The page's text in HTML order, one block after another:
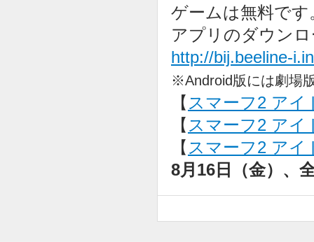
ゲームは無料で
アプリのダウン
http://bij.beeline-
※Android版には劇場
【 スマーフ2 アイ
【 スマーフ2 アイ
【 スマーフ2 アイ
8月16日（金）、